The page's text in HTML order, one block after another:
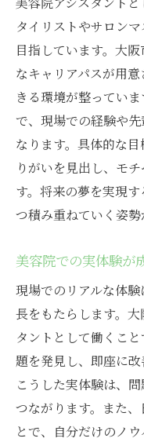
タイリストやサロン
目指しています。大
なキャリアパスが用
きる環境が整ってい
で、現場での経験や
なります。具体的な
りがいを見出し、モ
す。将来の夢を実現
つ積み重ねていく姿勢
美容院での実体験が
現場でのリアルな体
長をもたらします。
タントとして働くこ
題を発見し、即座に改
こうした実体験は、
つながります。また
とで、自分だけのノ